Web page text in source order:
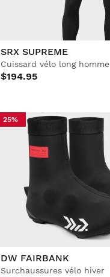
SRX SUPREME
Cuissard vélo long homme
$194.95
25%
DW FAIRBANK
Surchaussures vélo hiver